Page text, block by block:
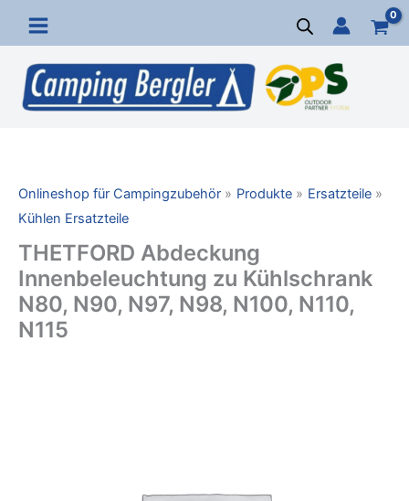
Inhalt
springen
Onlineshop für Campingzubehör Produkte
Ersatzteile
Kühlen Ersatzteile
THETFORD Abdeckung
Innenbeleuchtung zu Kühlschrank
N80, N90, N97, N98, N100, N110,
N115